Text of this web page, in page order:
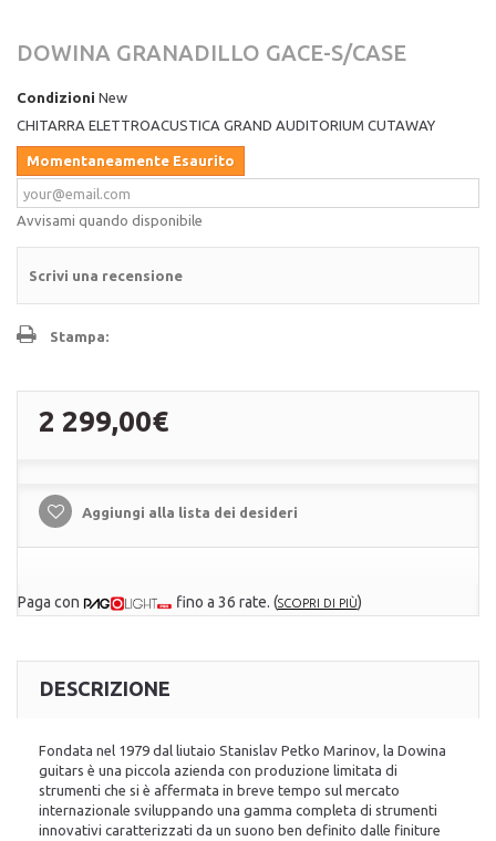
DOWINA GRANADILLO GACE-S/CASE
Condizioni New
CHITARRA ELETTROACUSTICA GRAND AUDITORIUM CUTAWAY
Momentaneamente Esaurito
Avvisami quando disponibile
Scrivi una recensione
Stampa:
2 299,00€
Aggiungi alla lista dei desideri
Paga con fino a 36 rate. (SCOPRI DI PIÙ)
DESCRIZIONE
Fondata nel 1979 dal liutaio Stanislav Petko Marinov, la Dowina
guitars è una piccola azienda con produzione limitata di
strumenti che si è affermata in breve tempo sul mercato
internazionale sviluppando una gamma completa di strumenti
innovativi caratterizzati da un suono ben definito dalle finiture